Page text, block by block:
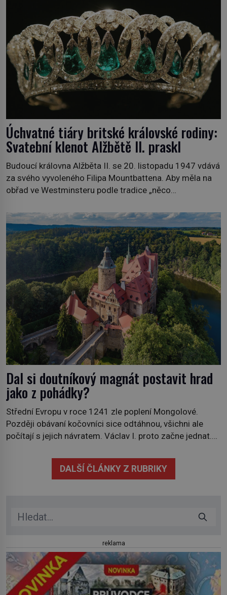
ruce. Ještě v prvních letech nové republiky fungoval kvůli
nedostatku zboží přídělový systém. […]
Úchvatné tiáry britské královské rodiny:
Svatební klenot Alžbětě II. praskl
Budoucí královna Alžběta II. se 20. listopadu 1947 vdává
za svého vyvoleného Filipa Mountbattena. Aby měla na
obřad ve Westminsteru podle tradice „něco
soukromé kolekce – diamantovou tiáru královny Marie.
„Je to ošklivá špičatá tiára,“ zhodnotil klenot britský
politik Sir Henry Channon (1897–1958), když si […]
Dal si doutníkový magnát postavit hrad
jako z pohádky?
Střední Evropu v roce 1241 zle poplení Mongolové.
Později obávaní kočovníci sice odtáhnou, všichni ale
počítají s jejich návratem. Václav I. proto začne jednat.
pečlivě připravit! Český král Václav I. (1205–1253)
přijme opatření, která mají posílit obranu jeho království.
DALŠÍ ČLÁNKY Z RUBRIKY
reklama